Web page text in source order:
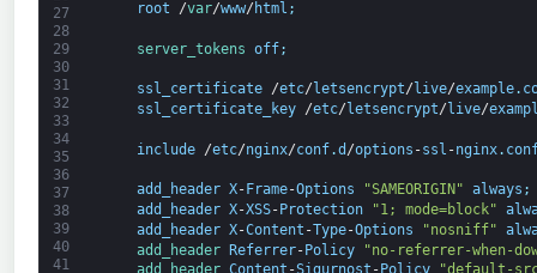
27
28
29
30
31
32
33
34
35
36
37
38
39
40
41
root /var/www/ html ;
server_tokens off;
ssl_certificate /etc/ letsencrypt/ live/example.
ssl_certificate_key
/etc/ letsencrypt/ live/
include /etc/nginx/conf.d /options -ssl -nginx.
add_header X- Frame-Options "SAMEORIGIN" always ;
add_header X-XSS- Protection "1; mode=block"
add_header X-Content -Type-Options "nosniff"
add_header Referrer-Policy
"no-referrer-when-